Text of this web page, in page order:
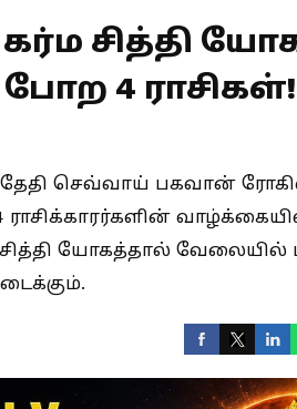
: கர்ம சித்தி
4
தேதி செவ்வாய் பகவான்
யோகத்தால் வேலையில்